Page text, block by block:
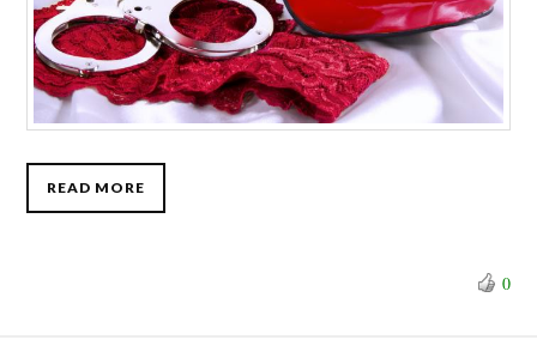
READ MORE
0